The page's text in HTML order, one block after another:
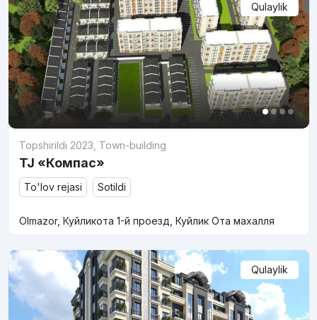
Qulaylik
Topshirildi 2023 Town-building
TJ «Компас»
To'lov rejasi Sotildi
Olmazor, Куйликота 1-й проезд, Куйлик Ота махалля
Qulaylik